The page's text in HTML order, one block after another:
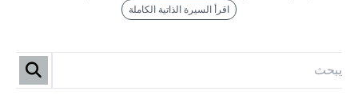
اقرأ السيرة الذاتية الكاملة